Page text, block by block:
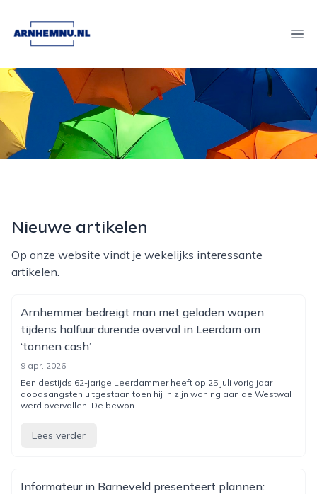
arnhemnu.nl
Nieuwe artikelen
Op onze website vindt je wekelijks interessante
artikelen.
Arnhemmer bedreigt man met geladen wapen
tijdens halfuur durende overval in Leerdam om
‘tonnen cash’
9 apr. 2026
Een destijds 62-jarige Leerdammer heeft op 25 juli vorig jaar
doodsangsten uitgestaan toen hij in zijn woning aan de Westwal
werd overvallen. De bewon...
Lees verder
Informateur in Barneveld presenteert plannen: